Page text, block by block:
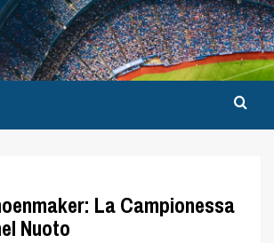
La Campionessa
Nuoto